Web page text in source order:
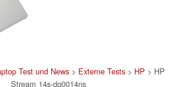
Test und News> Externe Tests> HP > HP
Stream 14s-dq0014ns